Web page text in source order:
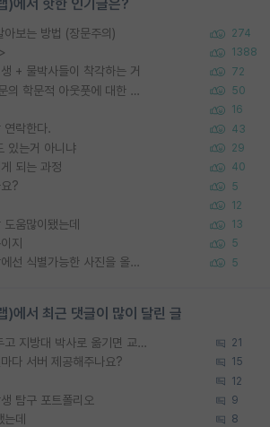
)에서 핫한 인기글은?
보는 방법 (장문주의) 274
1388
+ 물박사들이 착각하는 거 72
포스텍 억까에 대해 (동문의 학문적 아웃풋에 대한 반박) 50
16
연락한다. 43
있는거 아니냐 29
되는 과정 40
? 5
12
움많이됐는데 13
지 5
정보보안 연구하는 입장에선 식별가능한 사진을 올리는건 비추이긴함 5
)에서 최근 댓글이 많이 달린 글
SSH 박사과정을 그만두고 지방대 박사로 옮기면 교수의 꿈은 끝일까요? 21
다 서버 제공해주나요? 15
12
탐구 포트폴리오 9
데 8